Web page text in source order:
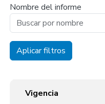
Nombre del informe
Aplicar filtros
Vigencia